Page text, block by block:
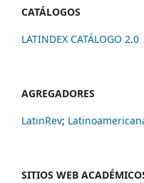
CATÁLOGOS
LATINDEX CATÁLOGO 2.0
AGREGADORES
LatinRev;
SITIOS WEB